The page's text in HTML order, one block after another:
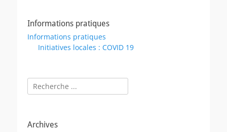
Informations pratiques
Informations pratiques
Initiatives locales : COVID 19
Rechercher :
Archives